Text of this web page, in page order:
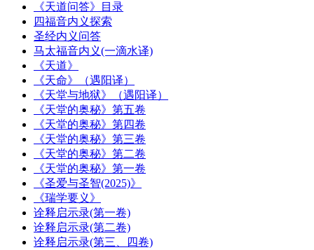
《天道问答》目录
四福音内义探索
圣经内义问答
马太福音内义(一滴水译)
《天道》
《天命》（遇阳译）
《天堂与地狱》（遇阳译）
《天堂的奥秘》第五卷
《天堂的奥秘》第四卷
《天堂的奥秘》第三卷
《天堂的奥秘》第二卷
《天堂的奥秘》第一卷
《圣爱与圣智(2025)》
《瑞学要义》
诠释启示录(第一卷)
诠释启示录(第二卷)
诠释启示录(第三、四卷)